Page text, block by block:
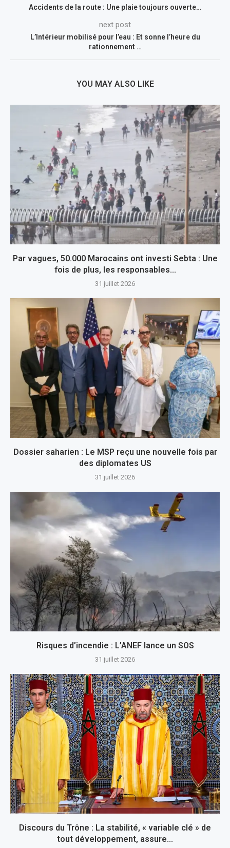
Accidents de la route : Une plaie toujours ouverte…
next post
L’Intérieur mobilisé pour l’eau : Et sonne l’heure du
rationnement …
YOU MAY ALSO LIKE
Par vagues, 50.000 Marocains ont investi Sebta : Une
fois de plus, les responsables...
31 juillet 2026
Dossier saharien : Le MSP reçu une nouvelle fois par
des diplomates US
31 juillet 2026
Risques d’incendie : L’ANEF lance un SOS
31 juillet 2026
Discours du Trône : La stabilité, « variable clé » de
tout développement, assure...